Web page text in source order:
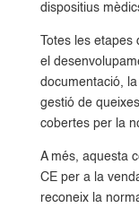
dispositius
Totes les etapes
el
documentació,
gestió de
cobertes per la
A més, aquesta
CE per a la
reconeix la